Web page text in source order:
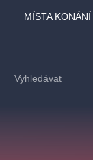
MÍSTA KONÁNÍ